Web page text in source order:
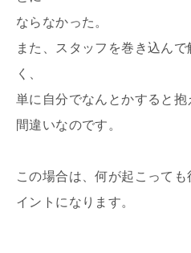
ならなかった。
また、スタッフを巻き込ん
く、
単に自分でなんとかすると
間違いなのです。
この場合は、何が起こって
イントになります。